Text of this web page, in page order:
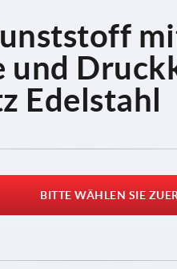
und
Edelstahl
BITTE WÄHLEN SIE